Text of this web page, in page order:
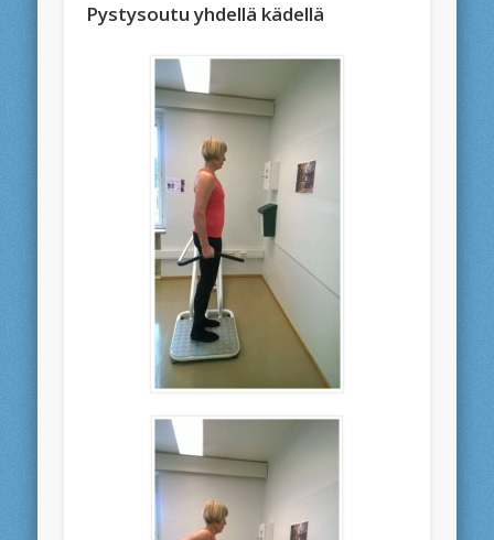
Pystysoutu yhdellä kädellä